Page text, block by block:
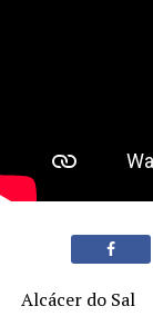
Alcácer do Sal